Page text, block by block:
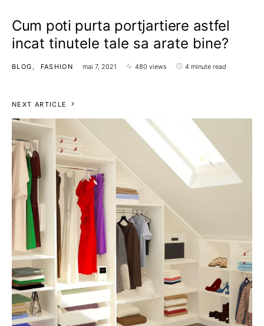
Cum poti purta portjartiere astfel
incat tinutele tale sa arate bine?
BLOG FASHION mai 7, 2021 480 views 4 minute read
NEXT ARTICLE